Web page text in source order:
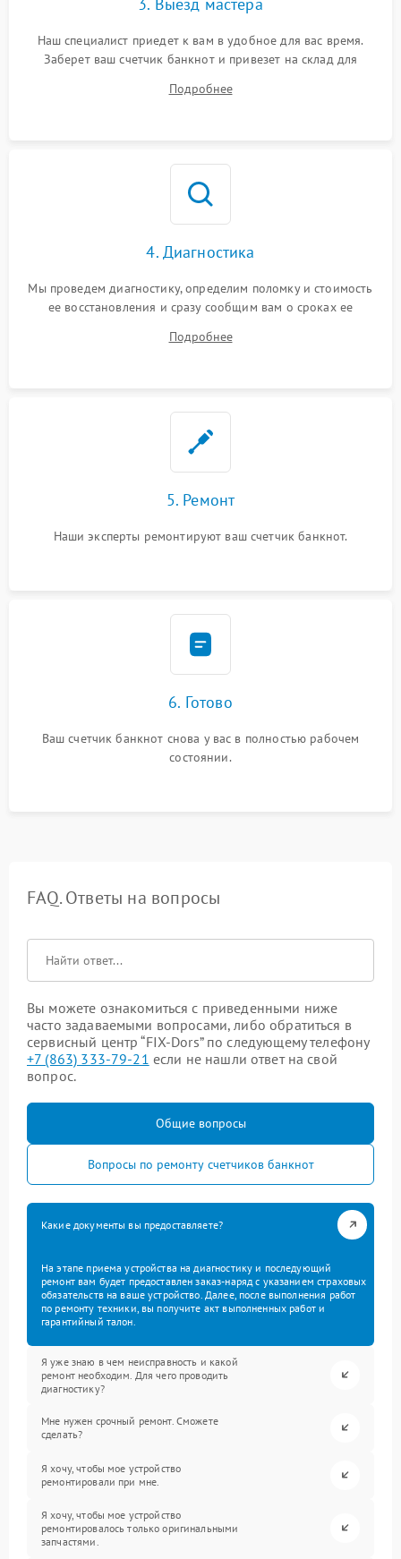
Наш специалист приедет к вам в удобное для вас время.
Заберет ваш счетчик банкнот и привезет на склад для
Подробнее
4. Диагностика
Мы проведем диагностику, определим поломку и стоимость
ее восстановления и сразу сообщим вам о сроках ее
Подробнее
5. Ремонт
Наши эксперты ремонтируют ваш счетчик банкнот.
6. Готово
Ваш счетчик банкнот снова у вас в полностью рабочем
состоянии.
FAQ. Ответы на вопросы
Вы можете ознакомиться с приведенными ниже
часто задаваемыми вопросами, либо обратиться в
сервисный центр “FIX-Dors” по следующему телефону
+7 (863) 333-79-21 если не нашли ответ на свой
вопрос.
Общие вопросы
Вопросы по ремонту счетчиков банкнот
Какие документы вы предоставляете?
На этапе приема устройства на диагностику и последующий
ремонт вам будет предоставлен заказ-наряд с указанием страховых
обязательств на ваше устройство. Далее, после выполнения работ
по ремонту техники, вы получите акт выполненных работ и
гарантийный талон.
Я уже знаю в чем неисправность и какой
ремонт необходим. Для чего проводить
диагностику?
Мне нужен срочный ремонт. Сможете
сделать?
Я хочу, чтобы мое устройство
ремонтировали при мне.
Я хочу, чтобы мое устройство
ремонтировалось только оригинальными
запчастями.